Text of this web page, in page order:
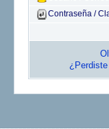
Contraseña /